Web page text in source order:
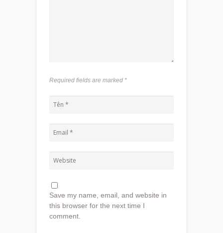
Required fields are marked *
Save my name, email, and website in
this browser for the next time I
comment.